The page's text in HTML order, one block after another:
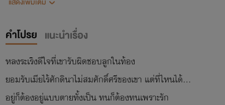
โรมานซ์
คำโปรย แนะนำเรื่อง
หลงระเริงดีใจที่เขารับผิดชอบลูกในท้อง
ยอมรับเมียไร้ศักดินาไม่สมศักดิ์ศรีของเขา แต่ที่ไหนได้...
อยู่ก็ต้องอยู่แบบตายทั้งเป็น ทนก็ต้องทนเพราะรัก